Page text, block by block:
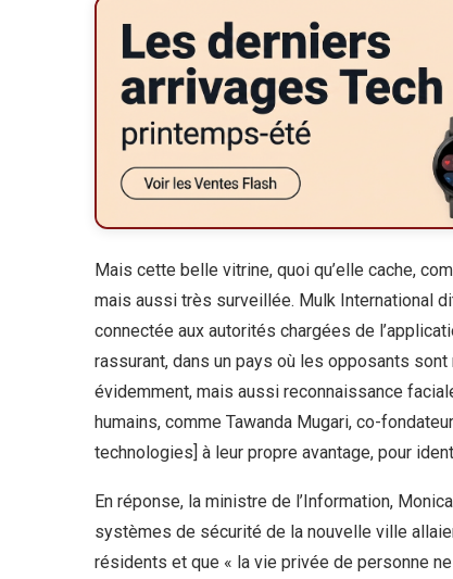
Mais cette belle vitrine, quoi qu’elle cache,
mais aussi très surveillée. Mulk International
connectée aux autorités chargées de
rassurant, dans un pays où les opposants sont
évidemment, mais aussi reconnaissance
humains, comme Tawanda Mugari, co-
technologies] à leur propre avantage, pour
En réponse, la ministre de l’Information,
systèmes de sécurité de la nouvelle ville
résidents et que « la vie privée de personne